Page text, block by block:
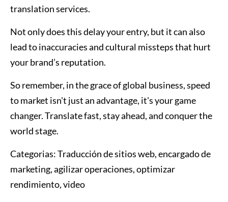
translation services.
Not only does this delay your entry, but it can also
lead to inaccuracies and cultural missteps that hurt
your brand’s reputation.
So remember, in the grace of global business, speed
to market isn't just an advantage, it's your game
changer. Translate fast, stay ahead, and conquer the
world stage.
Categorias:Traducción de sitios web, encargado de
marketing, agilizar operaciones, optimizar
rendimiento, video